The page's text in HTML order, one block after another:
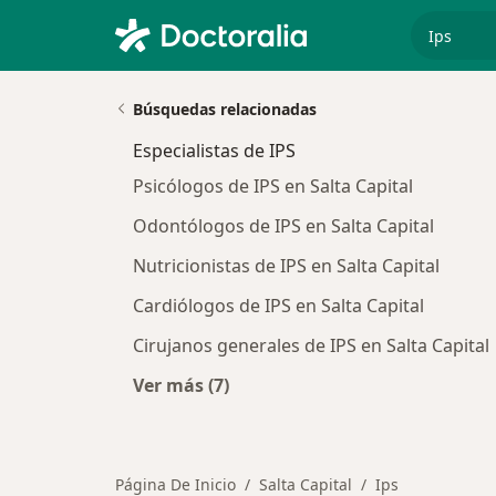
Búsquedas relacionadas
Especialistas de IPS
Psicólogos de IPS en Salta Capital
Odontólogos de IPS en Salta Capital
Nutricionistas de IPS en Salta Capital
Cardiólogos de IPS en Salta Capital
Cirujanos generales de IPS en Salta Capital
Ver más (7)
Página De Inicio Salta Capital Ips